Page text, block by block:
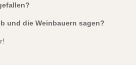
und die Weinbauern sagen?